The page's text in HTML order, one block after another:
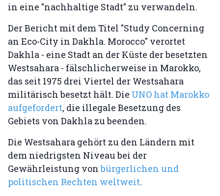
in eine "nachhaltige Stadt" zu verwandeln.
Der Bericht mit dem Titel "Study Concerning
an Eco-City in Dakhla. Morocco" verortet
Dakhla - eine Stadt an der Küste der besetzten
Westsahara - fälschlicherweise in Marokko,
das seit 1975 drei Viertel der Westsahara
militärisch besetzt hält. Die UNO hat Marokko
aufgefordert, die illegale Besetzung des
Gebiets von Dakhla zu beenden.
Die Westsahara gehört zu den Ländern mit
dem niedrigsten Niveau bei der
Gewährleistung vonbürgerlichen und
politischen Rechten weltweit.